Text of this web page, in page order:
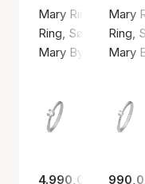
Mary Ring 14
Ring, Sølv farve /
Mary By Aagaard
Mary
Ring,
Mary
4.990,00 kr.